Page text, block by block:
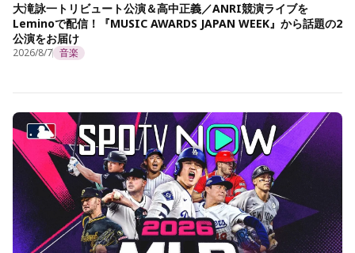
大滝詠一トリビュート公演＆高中正義／ANRI競演ライブを
Leminoで配信！『MUSIC AWARDS JAPAN WEEK』から話題の2
公演をお届け
2026/8/7 音楽